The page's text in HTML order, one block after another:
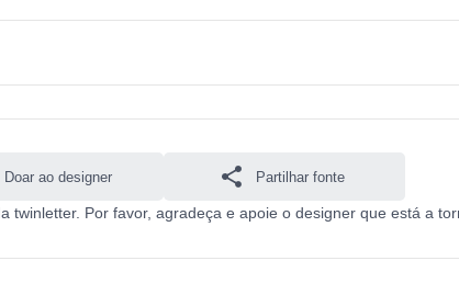
Doar ao designer Partilhar fonte
Por favor, agradeça e apoie o designer que está a